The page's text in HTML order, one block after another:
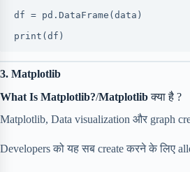
df = pd.DataFrame(data)
print(df)
3. Matplotlib
What Is Matplotlib?/Matplotlibक्या है ?
Matplotlib, Data visualization और graph
Developers को यह सब create करने के लिए